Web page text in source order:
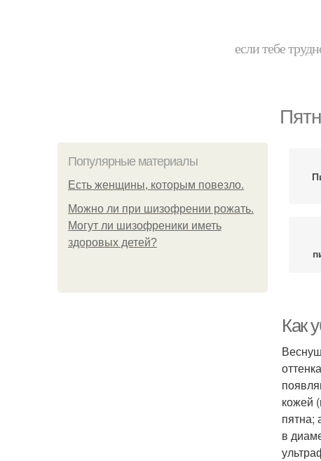
если тебе
Популярные материалы
Есть женщины, которым повезло.
Можно ли при шизофрении рожать.
Могут ли шизофреники иметь
здоровых детей?
Как
кожей
пятна;
в